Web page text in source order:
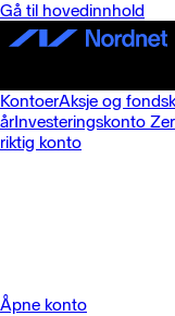
Gå til hovedinnhold
KontoerAksje og
årInvesteringskonto
riktig konto
Åpne konto